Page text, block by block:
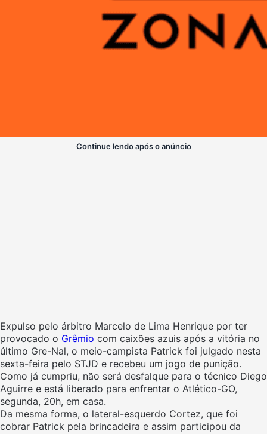
Continue lendo após o anúncio
Expulso pelo árbitro Marcelo de Lima Henrique por ter
provocado o Grêmio com caixões azuis após a vitória no
último Gre-Nal, o meio-campista Patrick foi julgado nesta
sexta-feira pelo STJD e recebeu um jogo de punição.
Como já cumpriu, não será desfalque para o técnico Diego
Aguirre e está liberado para enfrentar o Atlético-GO,
segunda, 20h, em casa.
Da mesma forma, o lateral-esquerdo Cortez, que foi
cobrar Patrick pela brincadeira e assim participou da